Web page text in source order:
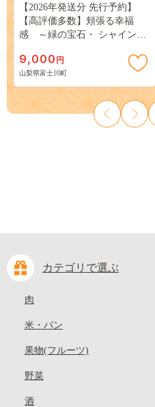
【2026年発送分 先行予約】
【高評価多数】頬張る幸福
感 ～緑の宝石・ シャインマ
３房） フルーツ 山梨県産 果
物 くだもの シャイン マスカ
ット ぶどう ブドウ 葡萄 大粒
種なし 先行予約 富士川町
10000円 一万円 9000円 九千円
9,000 円
山梨県富士川町
カテゴリで選ぶ
肉
米・パン
果物(フルーツ)
野菜
酒